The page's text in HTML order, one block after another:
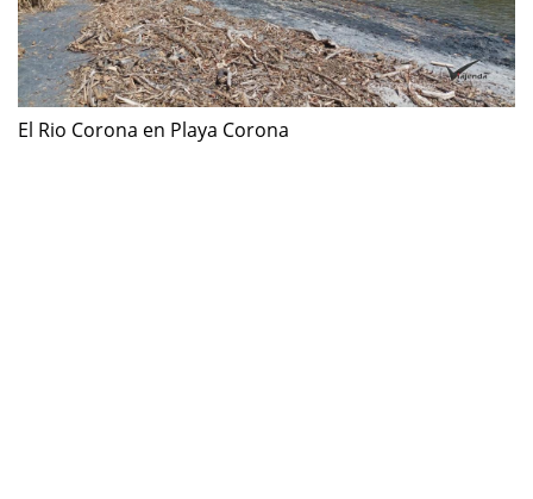
El Rio Corona en Playa Corona